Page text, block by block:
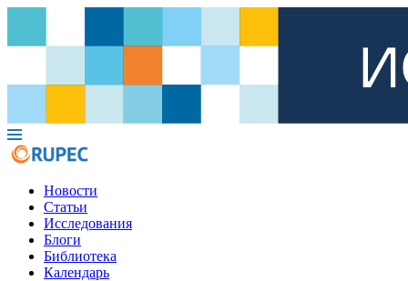
Новости
Статьи
Исследования
Блоги
Библиотека
Календарь